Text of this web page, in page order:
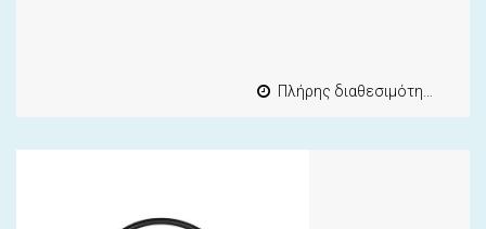
Πλήρης διαθεσιμότητα